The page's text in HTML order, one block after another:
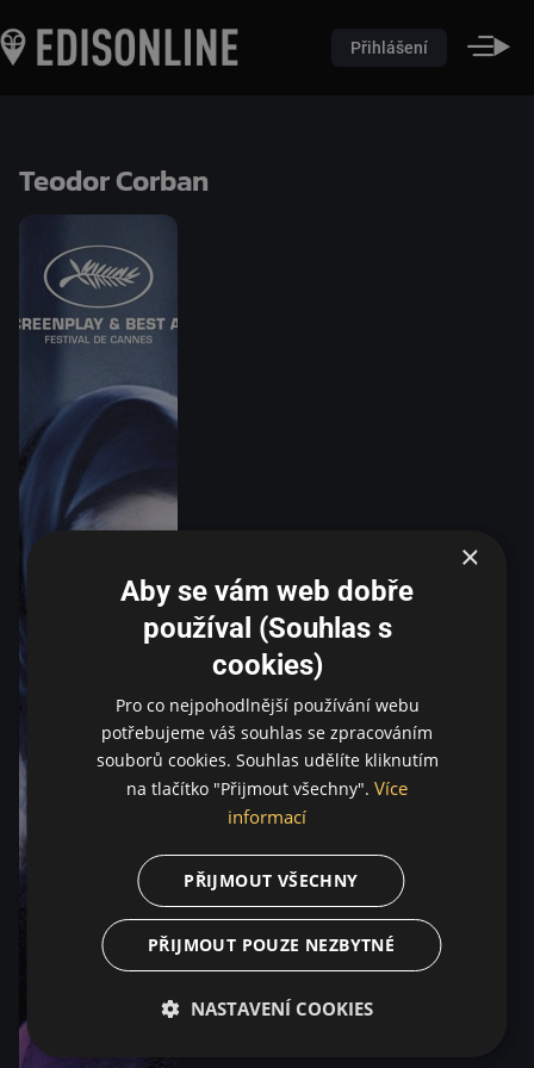
Přihlášení
Teodor Corban
×
Aby se vám web dobře
používal (Souhlas s
cookies)
Pro co nejpohodlnější používání webu
potřebujeme váš souhlas se zpracováním
souborů cookies. Souhlas udělíte kliknutím
na tlačítko "Přijmout všechny". Více
informací
PŘIJMOUT VŠECHNY
PŘIJMOUT POUZE NEZBYTNÉ
NASTAVENÍ COOKIES